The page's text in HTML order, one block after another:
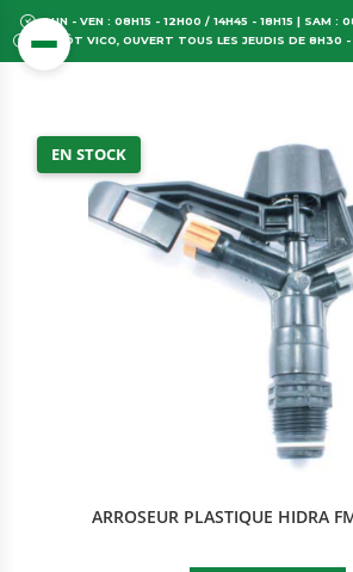
LUN - VEN : 08H15 - 12H00 / 14H45 - 18H15 | SAM :
DÉPÔT VICO, OUVERT TOUS LES JEUDIS DE 8H30
EN STOCK
ARROSEUR PLASTIQUE HIDRA